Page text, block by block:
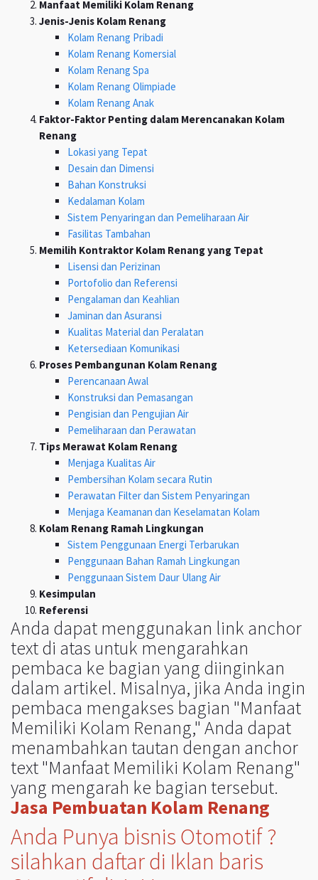
Manfaat Memiliki Kolam Renang
Jenis-Jenis Kolam Renang
Kolam Renang Pribadi
Kolam Renang Komersial
Kolam Renang Spa
Kolam Renang Olimpiade
Kolam Renang Anak
Faktor-Faktor Penting dalam Merencanakan Kolam
Renang
Lokasi yang Tepat
Desain dan Dimensi
Bahan Konstruksi
Kedalaman Kolam
Sistem Penyaringan dan Pemeliharaan Air
Fasilitas Tambahan
Memilih Kontraktor Kolam Renang yang Tepat
Lisensi dan Perizinan
Portofolio dan Referensi
Pengalaman dan Keahlian
Jaminan dan Asuransi
Kualitas Material dan Peralatan
Ketersediaan Komunikasi
Proses Pembangunan Kolam Renang
Perencanaan Awal
Konstruksi dan Pemasangan
Pengisian dan Pengujian Air
Pemeliharaan dan Perawatan
Tips Merawat Kolam Renang
Menjaga Kualitas Air
Pembersihan Kolam secara Rutin
Perawatan Filter dan Sistem Penyaringan
Menjaga Keamanan dan Keselamatan Kolam
Kolam Renang Ramah Lingkungan
Sistem Penggunaan Energi Terbarukan
Penggunaan Bahan Ramah Lingkungan
Penggunaan Sistem Daur Ulang Air
Kesimpulan
Referensi
Anda dapat menggunakan link anchor
text di atas untuk mengarahkan
pembaca ke bagian yang diinginkan
dalam artikel. Misalnya, jika Anda ingin
pembaca mengakses bagian "Manfaat
Memiliki Kolam Renang," Anda dapat
menambahkan tautan dengan anchor
text "Manfaat Memiliki Kolam Renang"
yang mengarah ke bagian tersebut.
Jasa Pembuatan Kolam Renang
Anda Punya bisnis Otomotif ?
silahkan daftar di Iklan baris